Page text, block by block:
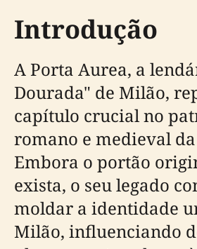
Introdução
A Porta Aurea, a
Dourada" de Milão,
capítulo crucial no
romano e medieval
Embora o portão
exista, o seu legado
moldar a identidade
Milão, influenciando